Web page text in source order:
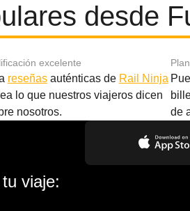
desde
excelente
reseñasauténticas de Rail Ninja
lo que nuestros viajeros dicen
nosotros.
de
viaje: